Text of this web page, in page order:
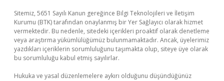
Sitemiz, 5651 Sayılı Kanun gereğince Bilgi Teknolojileri ve İletişim
Kurumu (BTK) tarafından onaylanmış bir Yer Sağlayıcı olarak hizmet
vermektedir. Bu nedenle, sitedeki içerikleri proaktif olarak denetleme
veya araştırma yükümlülüğümüz bulunmamaktadır. Ancak, üyelerimiz
yazdıkları içeriklerin sorumluluğunu taşımakta olup, siteye üye olarak
bu sorumluluğu kabul etmiş sayılırlar.
Hukuka ve yasal düzenlemelere aykırı olduğunu düşündüğünüz